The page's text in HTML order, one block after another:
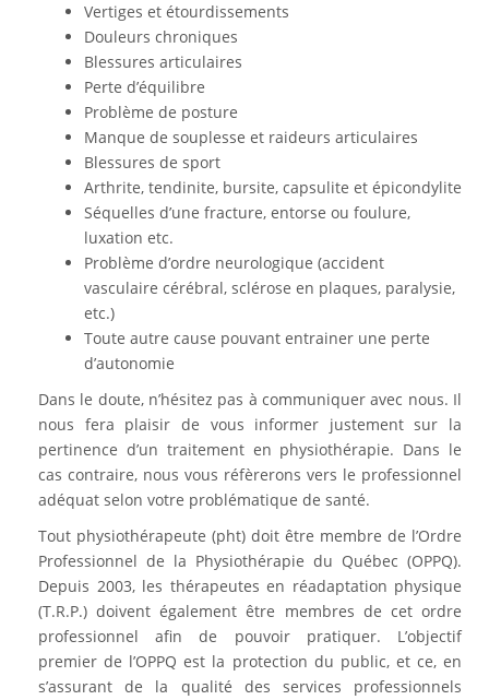
Vertiges et étourdissements
Douleurs chroniques
Blessures articulaires
Perte d’équilibre
Problème de posture
Manque de souplesse et raideurs articulaires
Blessures de sport
Arthrite, tendinite, bursite, capsulite et épicondylite
Séquelles d’une fracture, entorse ou foulure,
luxation etc.
Problème d’ordre neurologique (accident
vasculaire cérébral, sclérose en plaques, paralysie,
etc.)
Toute autre cause pouvant entrainer une perte
d’autonomie
Dans le doute, n’hésitez pas à communiquer avec nous. Il
nous fera plaisir de vous informer justement sur la
pertinence d’un traitement en physiothérapie. Dans le
cas contraire, nous vous réfèrerons vers le professionnel
adéquat selon votre problématique de santé.
Tout physiothérapeute (pht) doit être membre de l’Ordre
Professionnel de la Physiothérapie du Québec (OPPQ).
Depuis 2003, les thérapeutes en réadaptation physique
(T.R.P.) doivent également être membres de cet ordre
professionnel afin de pouvoir pratiquer. L’objectif
premier de l’OPPQ est la protection du public, et ce, en
s’assurant de la qualité des services professionnels